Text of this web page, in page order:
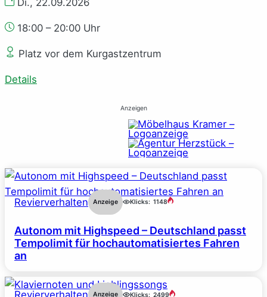
Di., 22.09.2026
18:00 – 20:00 Uhr
Platz vor dem Kurgastzentrum
Details
Anzeigen
Revierverhalten Anzeige Klicks: 1148
Autonom mit Highspeed – Deutschland passt
Tempolimit für hochautomatisiertes Fahren
an
Anzeige Klicks: 2499